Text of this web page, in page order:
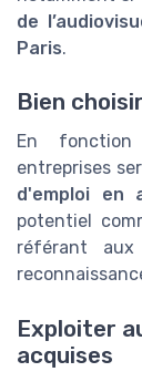
de
Paris.
Bien
En fonction
entreprises
d'emploi en
potentiel
référant aux
Exploiter
acquises